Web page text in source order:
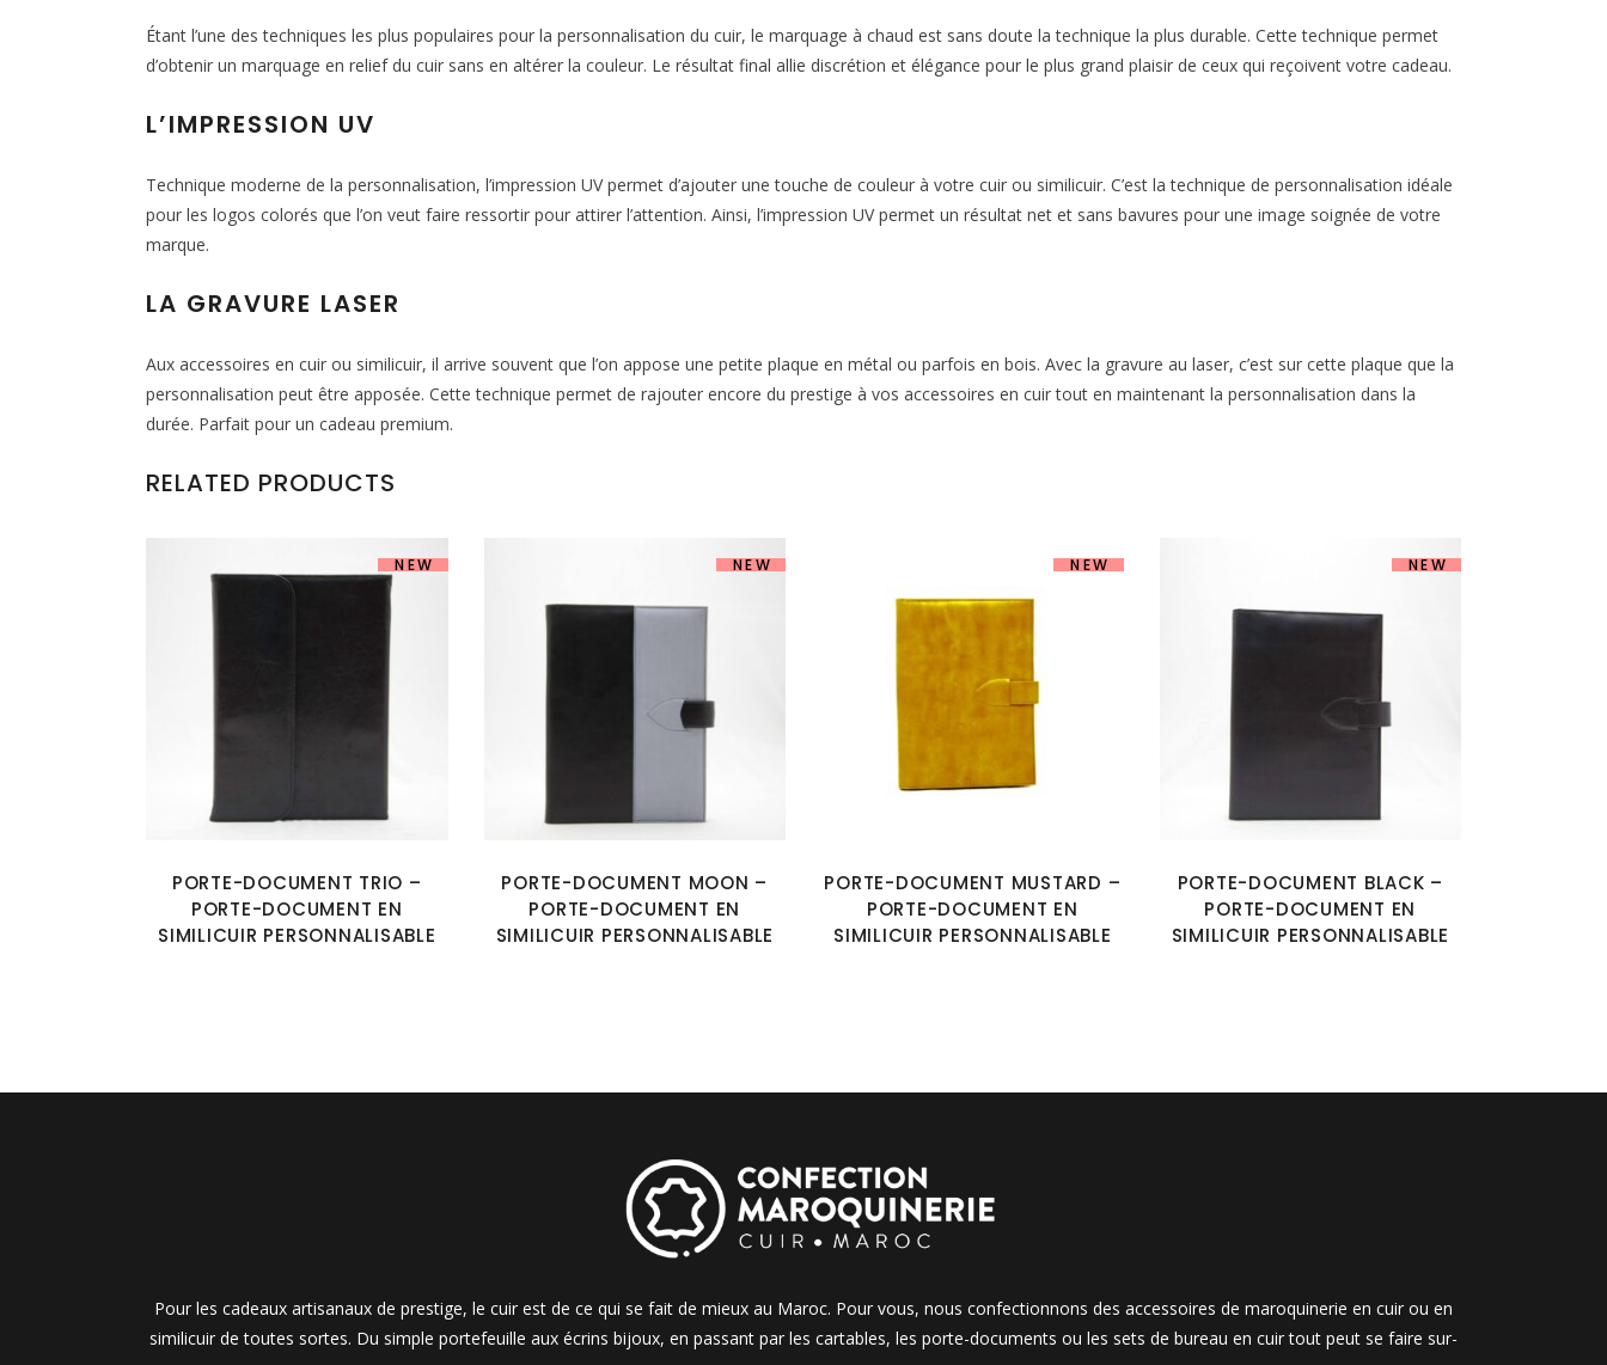
Étant l’une des techniques les plus populaires pour la personnalisation du cuir, le marquage à chaud est sans doute la technique la plus durable. Cette technique permet
d’obtenir un marquage en relief du cuir sans en altérer la couleur. Le résultat final allie discrétion et élégance pour le plus grand plaisir de ceux qui reçoivent votre cadeau.
L’IMPRESSION UV
Technique moderne de la personnalisation, l’impression UV permet d’ajouter une touche de couleur à votre cuir ou similicuir. C’est la technique de personnalisation idéale
pour les logos colorés que l’on veut faire ressortir pour attirer l’attention. Ainsi, l’impression UV permet un résultat net et sans bavures pour une image soignée de votre
marque.
LA GRAVURE LASER
Aux accessoires en cuir ou similicuir, il arrive souvent que l’on appose une petite plaque en métal ou parfois en bois. Avec la gravure au laser, c’est sur cette plaque que la
personnalisation peut être apposée. Cette technique permet de rajouter encore du prestige à vos accessoires en cuir tout en maintenant la personnalisation dans la
durée. Parfait pour un cadeau premium.
RELATED PRODUCTS
NEW
PORTE-DOCUMENT TRIO –
PORTE-DOCUMENT EN
SIMILICUIR PERSONNALISABLE
NEW
PORTE-DOCUMENT MOON –
PORTE-DOCUMENT EN
SIMILICUIR PERSONNALISABLE
NEW
PORTE-DOCUMENT MUSTARD –
PORTE-DOCUMENT EN
SIMILICUIR PERSONNALISABLE
NEW
PORTE-DOCUMENT BLACK –
PORTE-DOCUMENT EN
SIMILICUIR PERSONNALISABLE
Pour les cadeaux artisanaux de prestige, le cuir est de ce qui se fait de mieux au Maroc. Pour vous, nous confectionnons des accessoires de maroquinerie en cuir ou en
similicuir de toutes sortes. Du simple portefeuille aux écrins bijoux, en passant par les cartables, les porte-documents ou les sets de bureau en cuir tout peut se faire sur-